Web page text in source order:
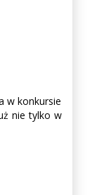
w konkursie
nie tylko w